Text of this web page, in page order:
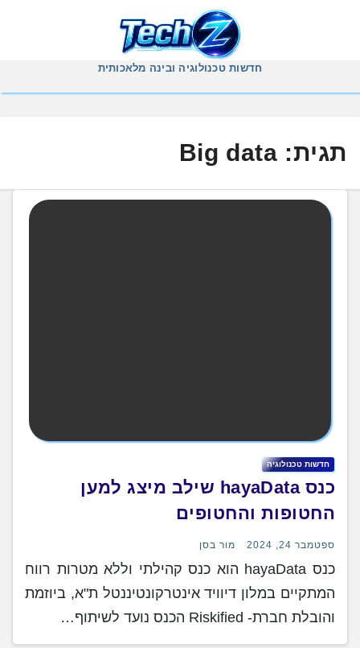
חדשות טכנולוגיה ובינה מלאכותית
תגית: Big data
חדשות טכנולוגיה
כנס hayaData שילב מיצג למען
החטופות והחטופים
ספטמבר 24, 2024 מור בסן
כנס hayaData הוא כנס קהילתי וללא מטרות רווח
המתקיים במלון דיוויד אינטרקונטיננטל ת"א, ביוזמת
והובלת חברת- Riskified הכנס נועד לשיתוף…